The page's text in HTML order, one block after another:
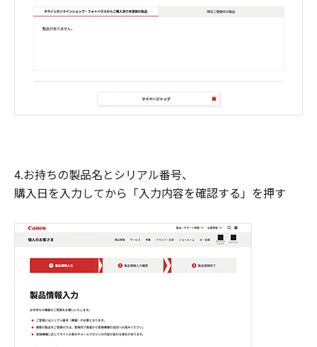
4.お持ちの製品名とシリアル番号、
購入日を入力してから「入力内容を確認する」を押す